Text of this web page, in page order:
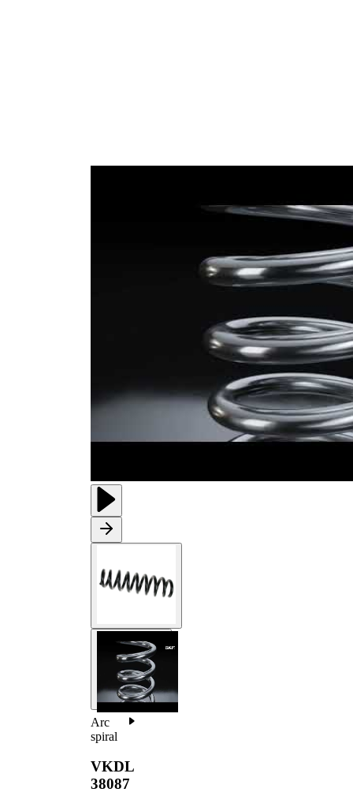
Arc
spiral
VKDL
38087